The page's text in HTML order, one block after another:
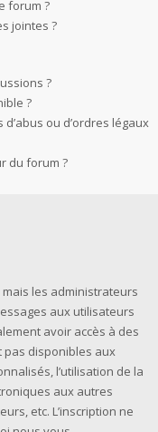
forum ?
jointes ?
?
?
ou d’ordres légaux
du forum ?
mais les administrateurs
aux utilisateurs
avoir accès à des
disponibles aux
l’utilisation de la
aux autres
etc. L’inscription ne